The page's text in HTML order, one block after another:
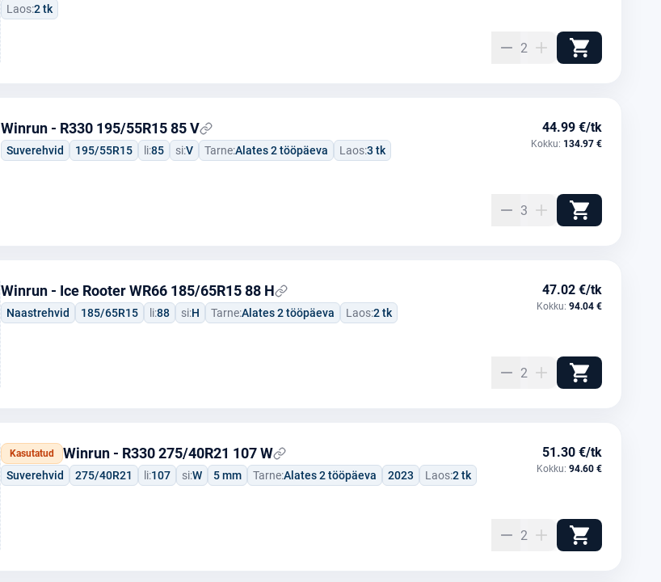
Laos:2 tk
2
Winrun - R330 195/55R15 85 V
Suverehvid 195/55R15 li:85 si:V Tarne:Alates 2 tööpäeva Laos:3 tk
44.99 €/tk
Kokku: 134.97 €
3
Winrun - Ice Rooter WR66 185/65R15 88 H
Naastrehvid 185/65R15 li:88 si:H Tarne:Alates 2 tööpäeva Laos:2 tk
47.02 €/tk
Kokku: 94.04 €
2
Kasutatud Winrun - R330 275/40R21 107 W
Suverehvid 275/40R21 li:107 si:W 5 mm Tarne:Alates 2 tööpäeva 2023 Laos:2 tk
51.30 €/tk
Kokku: 94.60 €
2